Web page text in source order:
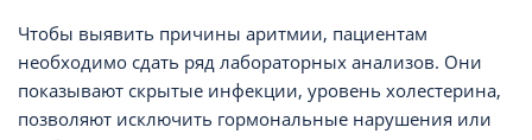
Чтобы выявить причины аритмии, пациентам
необходимо сдать ряд лабораторных анализов. Они
показывают скрытые инфекции, уровень холестерина,
позволяют исключить гормональные нарушения или